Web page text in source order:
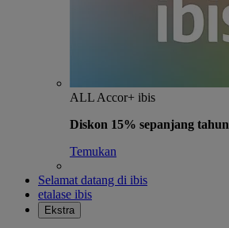
ALL Accor+ ibis
Diskon 15% sepanjang tahun
Temukan
Selamat datang di ibis
etalase ibis
Ekstra